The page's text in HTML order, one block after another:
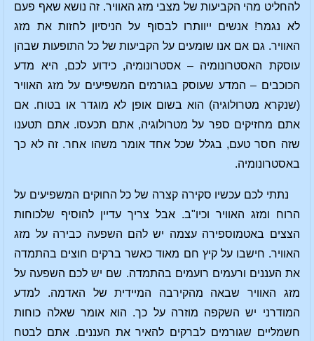
להחליט מהי הקביעות של מצבי מזג האוויר. זה נושא שאף פעם
לא נגמר! אנשים ייוותרו לבסוף על הניסיון לחזות את מזג
האוויר. גם אם אנו שומעים על הקביעות של כל התופעות שבהן
עוסקת האסטרונומיה – אסטרונומיה, כידוע לכם, היא מדע
הכוכבים – המדע שעוסק בגורמים המשפיעים על מזג האוויר
(שנקרא מטרולוגיה) הוא בשום אופן לא מוגדר או בטוח. אם
אתם מחזיקים ספר על מטרולוגיה, אתם תכעסו. אתם תטענו
שזה חסר טעם, בגלל שכל אחד אומר משהו אחר. זה לא כך
באסטרונומיה.
נתתי לכם עכשיו סקירה קצרה של כל החוקים המשפיעים על
הרוח ומזג האוויר וכיו"ב. אבל צריך עדיין להוסיף שלכוחות
הצצים באטמוספירה עצמה יש להם השפעה כבירה על מזג
האוויר. חישבו על קיץ חם מאוד כאשר ברקים חוצים בהתמדה
את העננים ורעמים רועמים בהתמדה. שם יש לכם השפעה על
מזג האוויר שבאה מהקירבה המיידית של האדמה. למדע
המודרני יש השקפה מוזרה על כך. הוא אומר שאלה כוחות
חשמליים שגורמים לברקים להאיר את העננים. אתם לבטח